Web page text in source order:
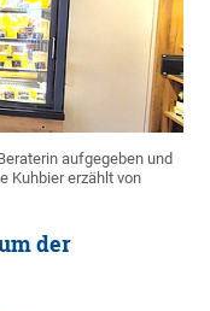
aufgegeben und
Kuhbier erzählt von
der